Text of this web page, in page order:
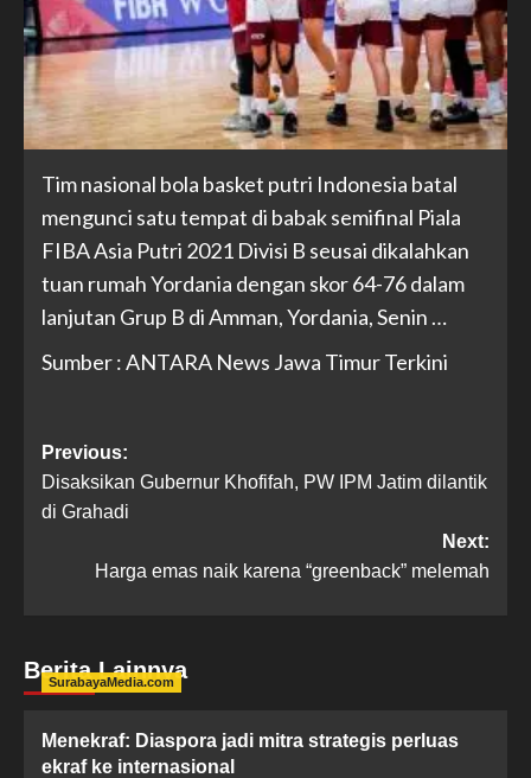
Tim nasional bola basket putri Indonesia batal
mengunci satu tempat di babak semifinal Piala
FIBA Asia Putri 2021 Divisi B seusai dikalahkan
tuan rumah Yordania dengan skor 64-76 dalam
lanjutan Grup B di Amman, Yordania, Senin …
Sumber : ANTARA News Jawa Timur Terkini
Previous:
Disaksikan Gubernur Khofifah, PW IPM Jatim dilantik
di Grahadi
Next:
Harga emas naik karena “greenback” melemah
Berita Lainnya
SurabayaMedia.com
Menekraf: Diaspora jadi mitra strategis perluas
ekraf ke internasional